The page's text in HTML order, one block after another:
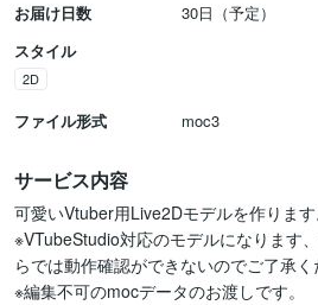
お届け日数
30日（予定）
スタイル
2D
ファイル形式 moc3
サービス内容
可愛いVtuber用Live2Dモデルを作ります
※VTubeStudio対応のモデルになります
らでは動作確認ができないのでご了承く
※編集不可のmocデータのお渡しです。